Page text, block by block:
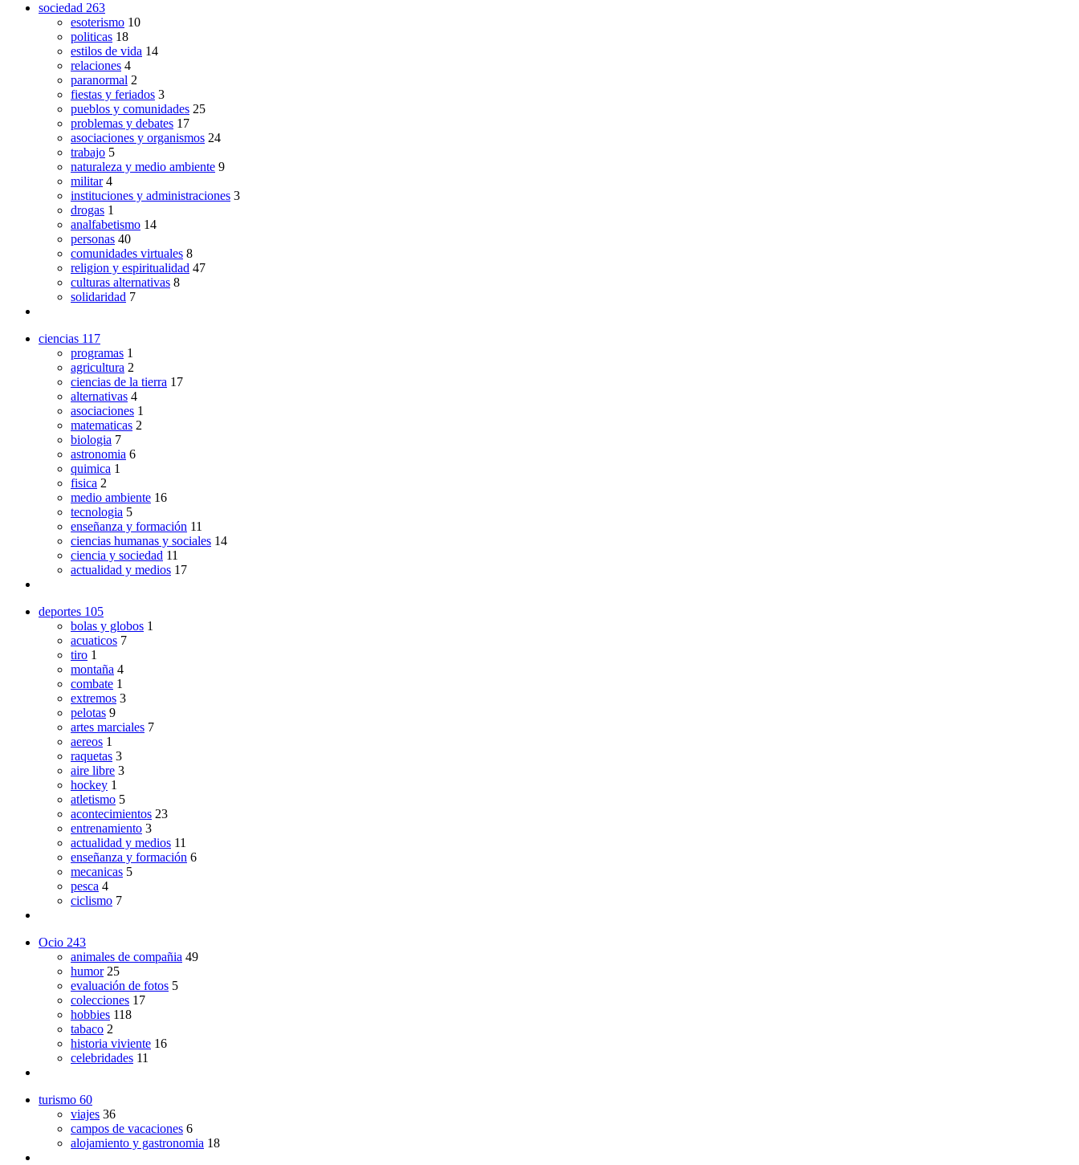
sociedad 263
esoterismo 10
politicas 18
estilos de vida 14
relaciones 4
paranormal 2
fiestas y feriados 3
pueblos y comunidades 25
problemas y debates 17
asociaciones y organismos 24
trabajo 5
naturaleza y medio ambiente 9
militar 4
instituciones y administraciones 3
drogas 1
analfabetismo 14
personas 40
comunidades virtuales 8
religion y espiritualidad 47
culturas alternativas 8
solidaridad 7
ciencias 117
programas 1
agricultura 2
ciencias de la tierra 17
alternativas 4
asociaciones 1
matematicas 2
biologia 7
astronomia 6
quimica 1
fisica 2
medio ambiente 16
tecnologia 5
enseñanza y formación 11
ciencias humanas y sociales 14
ciencia y sociedad 11
actualidad y medios 17
deportes 105
bolas y globos 1
acuaticos 7
tiro 1
montaña 4
combate 1
extremos 3
pelotas 9
artes marciales 7
aereos 1
raquetas 3
aire libre 3
hockey 1
atletismo 5
acontecimientos 23
entrenamiento 3
actualidad y medios 11
enseñanza y formación 6
mecanicas 5
pesca 4
ciclismo 7
Ocio 243
animales de compañia 49
humor 25
evaluación de fotos 5
colecciones 17
hobbies 118
tabaco 2
historia viviente 16
celebridades 11
turismo 60
viajes 36
campos de vacaciones 6
alojamiento y gastronomia 18